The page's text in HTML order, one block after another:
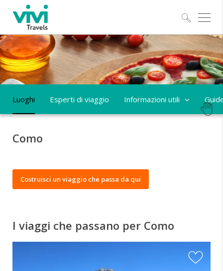
Luoghi Esperti di viaggio Informazioni utili
Como
Costruisci un viaggio che passa da qui
I viaggi che passano per Como